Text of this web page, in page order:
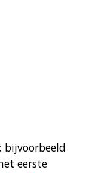
bijvoorbeeld
eerste